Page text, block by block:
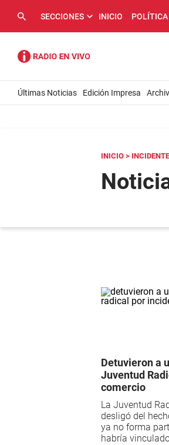
SECCIONES INICIO
Últimas Noticias Edición Impresa
INICIO >
Detuvieron a
Juventud
comercio
La Juventud
desligó del
ya no forma
habría